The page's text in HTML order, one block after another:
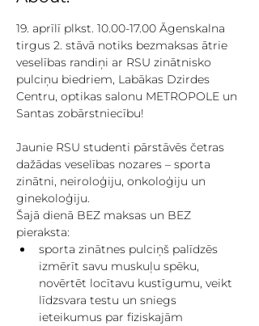
19. aprīlī plkst. 10.00-17.00 Āgenskalna
tirgus 2. stāvā notiks bezmaksas ātrie
veselības randiņi ar RSU zinātnisko
pulciņu biedriem, Labākas Dzirdes
Centru, optikas salonu METROPOLE un
Santas zobārstniecību!
Jaunie RSU studenti pārstāvēs četras
dažādas veselības nozares – sporta
zinātni, neiroloģiju, onkoloģiju un
ginekoloģiju.
Šajā dienā BEZ maksas un BEZ
pieraksta:
sporta zinātnes pulciņš palīdzēs
izmērīt savu muskuļu spēku,
novērtēt locītavu kustīgumu, veikt
līdzsvara testu un sniegs
ieteikumus par fiziskajām